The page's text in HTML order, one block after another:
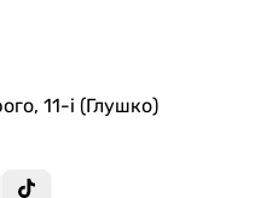
11-i (Глушко)